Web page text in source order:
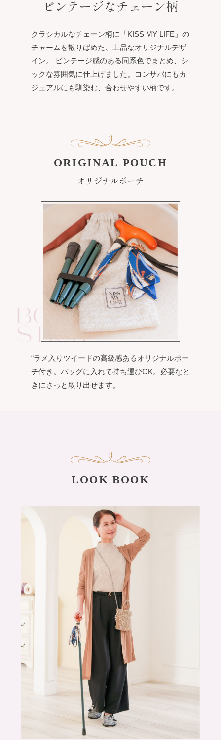
クラシカルなチェーン柄に「KISS MY LIFE」の
イン。 ビンテージ感のある同系色でまとめ、シ
ックな雰囲気に仕上げました。コンサバにもカ
ジュアルにも馴染む、合わせやすい柄です。
ORIGINAL POUCH
オリジナルポーチ
“ラメ入りツイードの高級感あるオリジナルポー
きにさっと取り出せます。
LOOK BOOK